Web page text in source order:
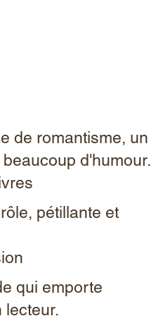
de romantisme, un
d'humour.
pétillante et
qui emporte
lecteur.